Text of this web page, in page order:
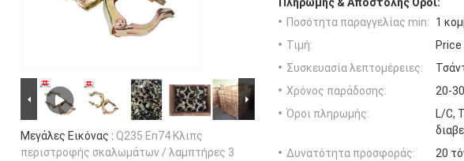
Μεγάλες Εικόνας : Q235 En74 Κλιπς
περιστροφής σκαλωμάτων / λαμπτήρες 3
Πληρωμής & Αποστολής Όροι:
Ποσότητα παραγγελίας min:
1
Τιμή:
Συσκευασία λεπτομέρειες:
Χρόνος παράδοσης:
20-
Όροι πληρωμής:
L/C,
Δυνατότητα προσφοράς:
20